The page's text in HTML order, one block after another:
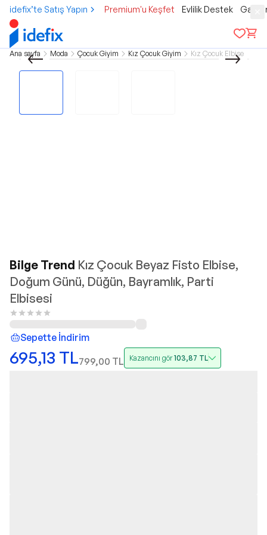
idefix’te Satış Yapın Premium'u Keşfet Evlilik Destek
Ana sayfa Moda Çocuk Giyim Kız Çocuk Giyim Kız Çocuk Elbise
Bilge Trend Kız Çocuk Beyaz Fisto Elbise,
Doğum Günü, Düğün, Bayramlık, Parti
Elbisesi
Sepette İndirim
695,13 TL799,00 TL Kazancını gör103,87 TL